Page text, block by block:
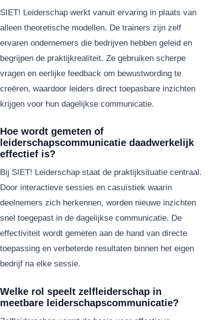
SIET! Leiderschap werkt vanuit ervaring in plaats van
alleen theoretische modellen. De trainers zijn zelf
ervaren ondernemers die bedrijven hebben geleid en
begrijpen de praktijkrealiteit. Ze gebruiken scherpe
vragen en eerlijke feedback om bewustwording te
creëren, waardoor leiders direct toepasbare inzichten
krijgen voor hun dagelijkse communicatie.
Hoe wordt gemeten of
leiderschapscommunicatie daadwerkelijk
effectief is?
Bij SIET! Leiderschap staat de praktijksituatie centraal.
Door interactieve sessies en casuïstiek waarin
deelnemers zich herkennen, worden nieuwe inzichten
snel toegepast in de dagelijkse communicatie. De
effectiviteit wordt gemeten aan de hand van directe
toepassing en verbeterde resultaten binnen het eigen
bedrijf na elke sessie.
Welke rol speelt zelfleiderschap in
meetbare leiderschapscommunicatie?